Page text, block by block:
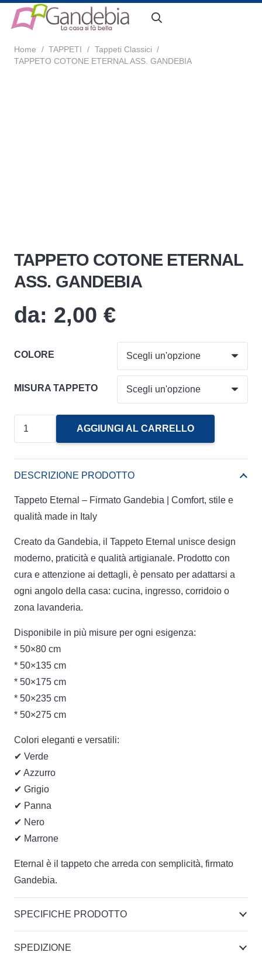
Home / TAPPETI / Tappeti Classici /
TAPPETO COTONE ETERNAL ASS. GANDEBIA
TAPPETO COTONE ETERNAL
ASS. GANDEBIA
da: 2,00 €
COLORE
MISURA TAPPETO
ASS.
quantità
AGGIUNGI AL CARRELLO
DESCRIZIONE PRODOTTO
Tappeto Eternal – Firmato Gandebia | Comfort, stile e
qualità made in Italy
Creato da Gandebia, il Tappeto Eternal unisce design
moderno, praticità e qualità artigianale. Prodotto con
cura e attenzione ai dettagli, è pensato per adattarsi a
ogni angolo della casa: cucina, ingresso, corridoio o
zona lavanderia.
Disponibile in più misure per ogni esigenza:
* 50×80 cm
* 50×135 cm
* 50×175 cm
* 50×235 cm
* 50×275 cm
Colori eleganti e versatili:
✔ Verde
✔ Azzurro
✔ Grigio
✔ Panna
✔ Nero
✔ Marrone
Eternal è il tappeto che arreda con semplicità, firmato
Gandebia.
SPECIFICHE PRODOTTO
SPEDIZIONE